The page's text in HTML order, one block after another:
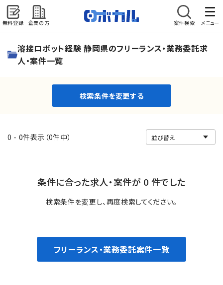
無料登録 企業の方 案件検索 メニュー
検索条件を変更する
溶接ロボット経験 静岡県のフリーランス・業務委託求
人・案件一覧
検索条件を変更する
0 - 0件表示（0件中）
条件に合った求人・案件が 0 件でした
検索条件を変更し、再度検索してください。
フリーランス・業務委託案件一覧